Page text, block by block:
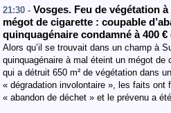
21:30 - Vosges. Feu de végétation
mégot de cigarette : coupable
quinquagénaire condamné à 400 €
Alors qu’il se trouvait dans un champ à
quinquagénaire à mal éteint un mégot
qui a détruit 650 m² de végétation dans
« dégradation involontaire », les faits ont
« abandon de déchet » et le prévenu a